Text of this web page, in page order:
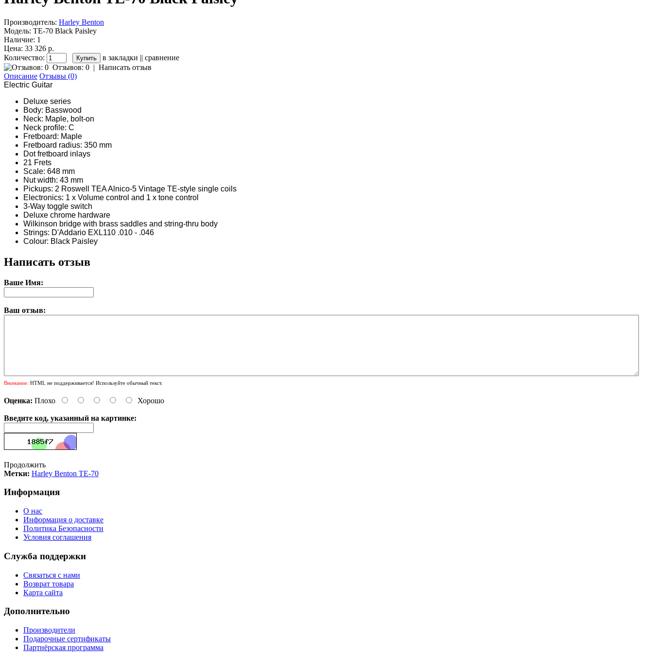
Производитель: Harley Benton
Модель: TE-70 Black Paisley
Наличие: 1
Цена: 33 326 р.
Количество:
в закладки || сравнение
Отзывов: 0 | Написать отзыв
Описание Отзывы (0)
Electric Guitar
Deluxe series
Body: Basswood
Neck: Maple, bolt-on
Neck profile: C
Fretboard: Maple
Fretboard radius: 350 mm
Dot fretboard inlays
21 Frets
Scale: 648 mm
Nut width: 43 mm
Pickups: 2 Roswell TEA Alnico-5 Vintage TE-style single coils
Electronics: 1 x Volume control and 1 x tone control
3-Way toggle switch
Deluxe chrome hardware
Wilkinson bridge with brass saddles and string-thru body
Strings: D'Addario EXL110 .010 - .046
Colour: Black Paisley
Написать отзыв
Ваше Имя:
Ваш отзыв:
Внимание: HTML не поддерживается! Используйте обычный текст.
Оценка: Плохо Хорошо
Введите код, указанный на картинке:
Продолжить
Метки: Harley Benton TE-70
Информация
О нас
Информация о доставке
Политика Безопасности
Условия соглашения
Служба поддержки
Связаться с нами
Возврат товара
Карта сайта
Дополнительно
Производители
Подарочные сертификаты
Партнёрская программа